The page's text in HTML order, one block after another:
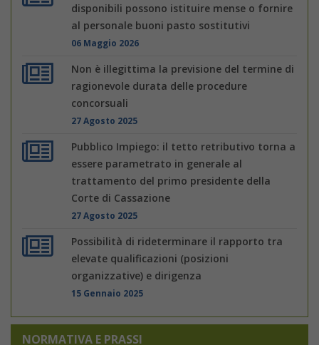
disponibili possono istituire mense o fornire
al personale buoni pasto sostitutivi
06 Maggio 2026
Non è illegittima la previsione del termine di
ragionevole durata delle procedure
concorsuali
27 Agosto 2025
Pubblico Impiego: il tetto retributivo torna a
essere parametrato in generale al
trattamento del primo presidente della
Corte di Cassazione
27 Agosto 2025
Possibilità di rideterminare il rapporto tra
elevate qualificazioni (posizioni
organizzative) e dirigenza
15 Gennaio 2025
NORMATIVA E PRASSI